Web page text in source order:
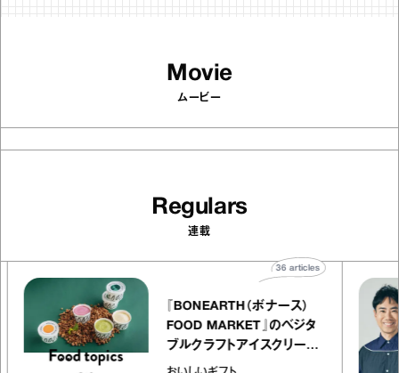
Movie
ムービー
Regulars
連載
『BONEARTH（ボナース）
FOOD MARKET』のベジタ
ブルクラフトアイスクリーム
｜真野知子の「おいしいギフ
36 articles